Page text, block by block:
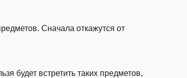
Сначала откажутся от
будет встретить таких предметов,